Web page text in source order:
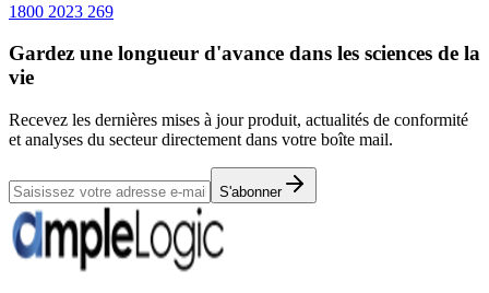
1800 2023 269
Gardez une longueur d'avance dans les sciences de la
vie
Recevez les dernières mises à jour produit, actualités de conformité
et analyses du secteur directement dans votre boîte mail.
S'abonner